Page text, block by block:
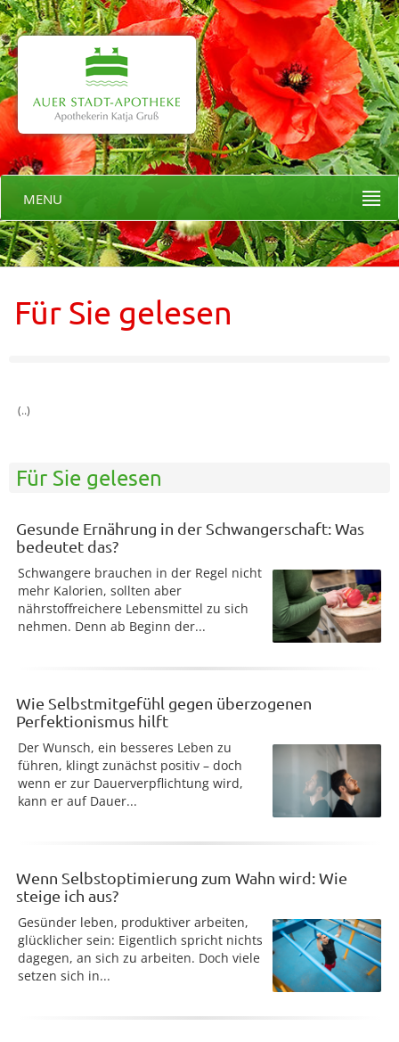
MENU
Für Sie gelesen
(..)
Für Sie gelesen
Gesunde Ernährung in der Schwangerschaft: Was
bedeutet das?
Schwangere brauchen in der Regel nicht
mehr Kalorien, sollten aber
nährstoffreichere Lebensmittel zu sich
nehmen. Denn ab Beginn der...
Wie Selbstmitgefühl gegen überzogenen
Perfektionismus hilft
Der Wunsch, ein besseres Leben zu
führen, klingt zunächst positiv – doch
wenn er zur Dauerverpflichtung wird,
kann er auf Dauer...
Wenn Selbstoptimierung zum Wahn wird: Wie
steige ich aus?
Gesünder leben, produktiver arbeiten,
glücklicher sein: Eigentlich spricht nichts
dagegen, an sich zu arbeiten. Doch viele
setzen sich in...